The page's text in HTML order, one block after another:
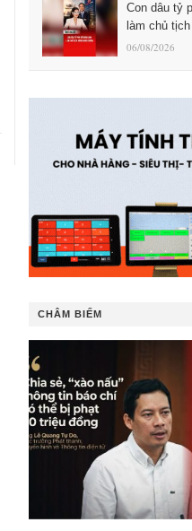
Con dâu tỷ
làm chủ
06/08/2026
CHÂM BIẾM